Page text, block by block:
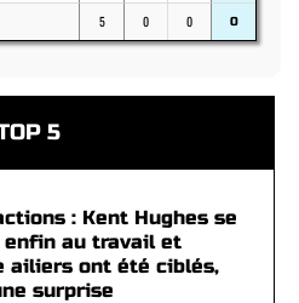
5 0 0 0
5
: Kent Hughes se
enfin au travail et
ailiers ont été ciblés,
surprise